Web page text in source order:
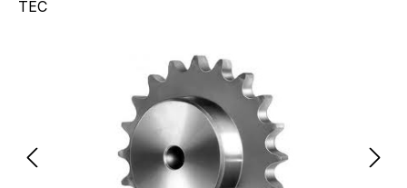
TEC
Bildergalerie überspringen